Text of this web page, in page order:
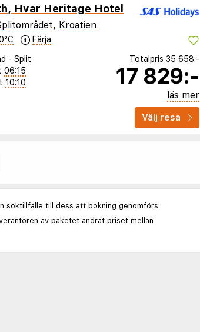
Hvar Heritage Hotel
, Kroatien
Färja
- Split
06:15
10:10
Totalpris 35 658:-
17 829:-
läs mer
Välj resa
söktillfälle till dess att bokning genomförs.
av paketet ändrat priset mellan